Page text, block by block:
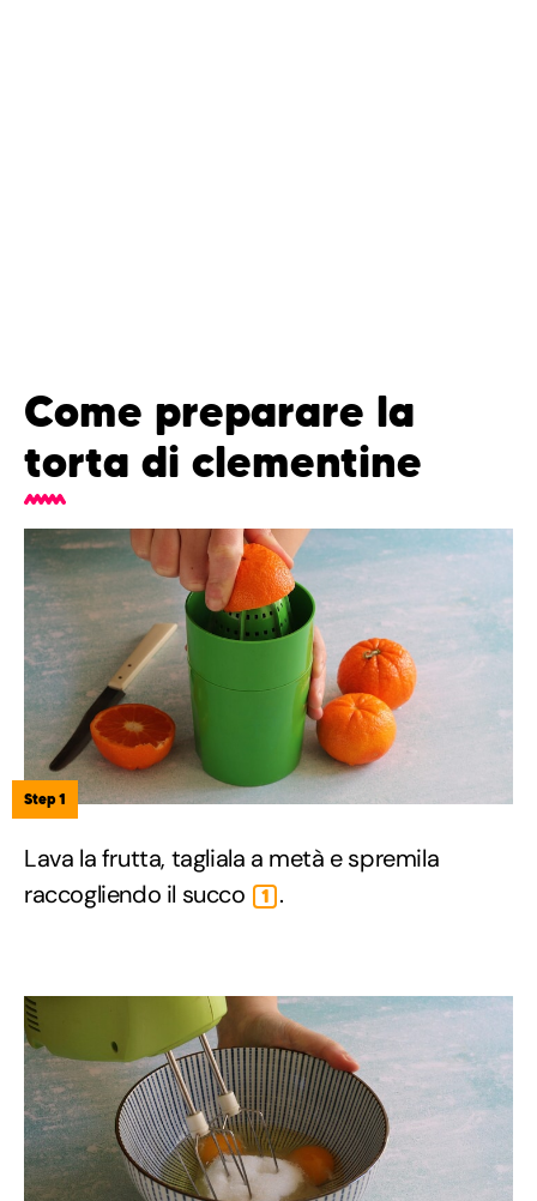
Come preparare la
torta di clementine
Step 1
Lava la frutta, tagliala a metà e spremila
raccogliendo il succo
1 .